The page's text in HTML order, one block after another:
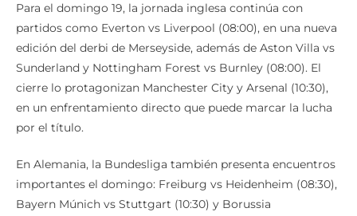
Para el domingo 19, la jornada inglesa continúa con
partidos como Everton vs Liverpool (08:00), en una nueva
edición del derbi de Merseyside, además de Aston Villa vs
Sunderland y Nottingham Forest vs Burnley (08:00). El
cierre lo protagonizan Manchester City y Arsenal (10:30),
en un enfrentamiento directo que puede marcar la lucha
por el título.
En Alemania, la Bundesliga también presenta encuentros
importantes el domingo: Freiburg vs Heidenheim (08:30),
Bayern Múnich vs Stuttgart (10:30) y Borussia